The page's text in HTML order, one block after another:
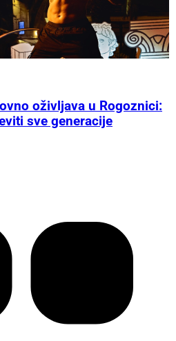
oživljava u Rogoznici:
sve generacije